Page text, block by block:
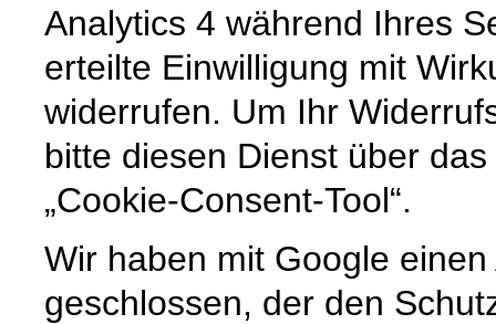
Analytics 4 während Ihres
erteilte Einwilligung mit
widerrufen. Um Ihr
bitte diesen Dienst über
„Cookie-Consent-Tool“.
Wir haben mit Google
geschlossen, der den